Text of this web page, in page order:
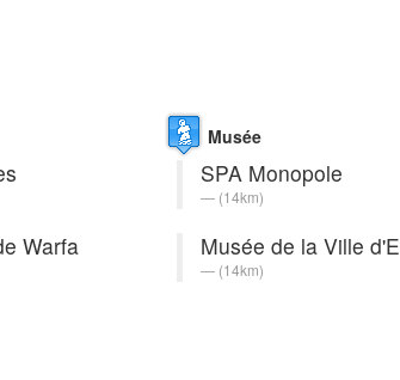
Warfa
Musée
SPA Monopole
(14km)
Musée de la Ville
(14km)